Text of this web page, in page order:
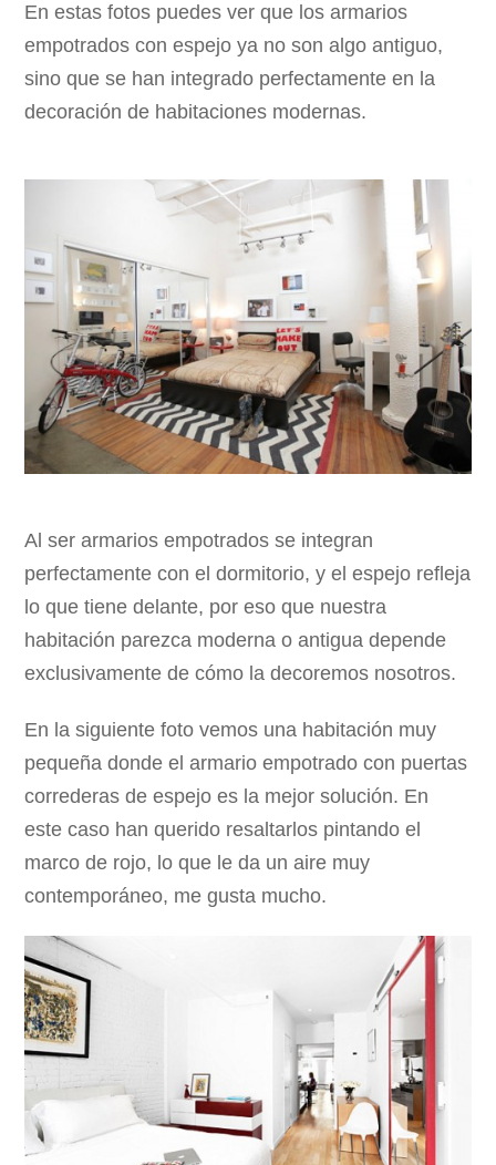
En estas fotos puedes ver que los armarios
empotrados con espejo ya no son algo antiguo,
sino que se han integrado perfectamente en la
decoración de habitaciones modernas.
Al ser armarios empotrados se integran
perfectamente con el dormitorio, y el espejo refleja
lo que tiene delante, por eso que nuestra
habitación parezca moderna o antigua depende
exclusivamente de cómo la decoremos nosotros.
En la siguiente foto vemos una habitación muy
pequeña donde el armario empotrado con puertas
correderas de espejo es la mejor solución. En
este caso han querido resaltarlos pintando el
marco de rojo, lo que le da un aire muy
contemporáneo, me gusta mucho.